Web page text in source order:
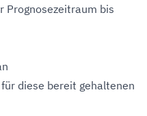
Prognosezeitraum bis
diese bereit gehaltenen